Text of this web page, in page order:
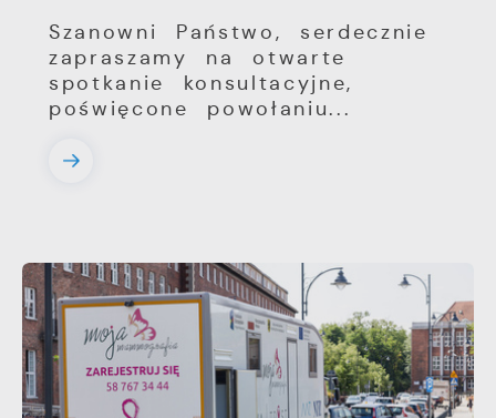
Szanowni Państwo, serdecznie
zapraszamy na otwarte
spotkanie konsultacyjne,
poświęcone powołaniu...